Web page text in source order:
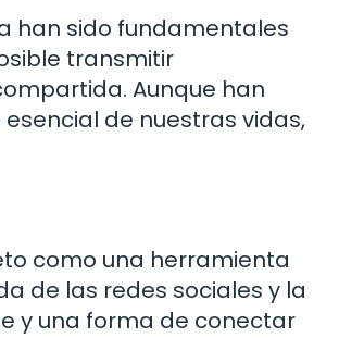
han sido fundamentales
transmitir
Aunque han
de nuestras vidas,
como una herramienta
de las redes sociales y la
y una forma de conectar